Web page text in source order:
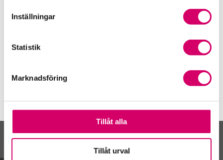
Inställningar
Statistik
Marknadsföring
Tillåt alla
Tillåt urval
Framtidsutsikter i lönebranschen